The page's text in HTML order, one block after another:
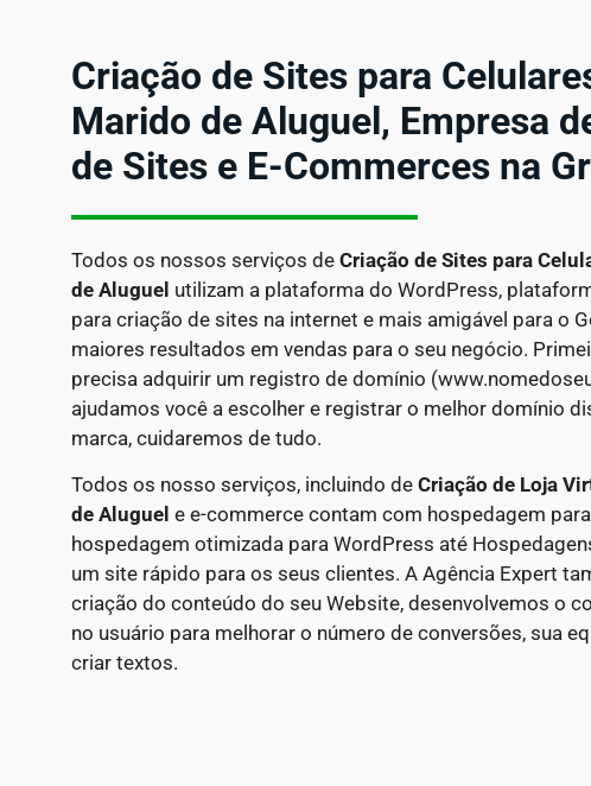
Criação de Sites para
Marido de Aluguel, Empresa
de Sites e E-Commerces na
Todos os nossos serviços de Criação de Sites para
de Aluguel utilizam a plataforma do WordPress,
para criação de sites na internet e mais amigável para o
maiores resultados em vendas para o seu negócio.
precisa adquirir um registro de domínio
ajudamos você a escolher e registrar o melhor domínio
marca, cuidaremos de tudo.
Todos os nosso serviços, incluindo de Criação de Loja
de Aluguel e e-commerce contam com hospedagem
hospedagem otimizada para WordPress até
um site rápido para os seus clientes. A Agência Expert
criação do conteúdo do seu Website, desenvolvemos o
no usuário para melhorar o número de conversões, sua
criar textos.